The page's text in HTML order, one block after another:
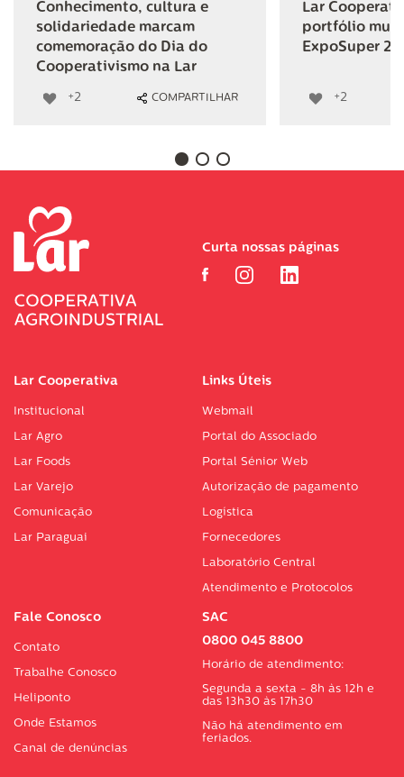
Conhecimento, cultura e
solidariedade marcam
comemoração do Dia do
Cooperativismo na Lar
+2 COMPARTILHAR
Lar
portfólio
ExpoSuper
+2
Lar Cooperativa
Institucional
Lar Agro
Lar Foods
Lar Varejo
Comunicação
Lar Paraguai
Links Úteis
Webmail
Portal do Associado
Portal Sénior Web
Autorização de pagamento
Logística
Fornecedores
Laboratório Central
Atendimento e Protocolos
Fale Conosco
Contato
Trabalhe Conosco
Heliponto
Onde Estamos
Canal de denúncias
SAC
0800 045 8800
Horário de atendimento:
Segunda a sexta - 8h às 12h e
das 13h30 às 17h30
Não há atendimento em
feriados.
Curta nossas páginas